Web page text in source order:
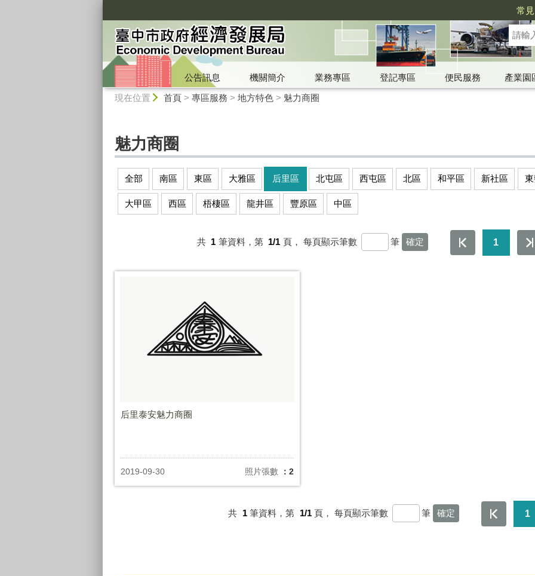
常
公告訊息 機關簡介 業務專區 登記專區 便民服務
產業園
現在位置 首頁> 專區服務 > 地方特色> 魅力商圈
魅力商圈
全部 南區 東區 大雅區 后里區 北屯區 西屯區 北區 和平區 新社區
大甲區 西區 梧棲區 龍井區 豐原區 中區
共 1 筆資料，第 1/1 頁， 每頁顯示筆數 筆 1
后里泰安魅力商圈
2019-09-30 照片張數 ：2
共 1 筆資料，第 1/1 頁， 每頁顯示筆數 筆 1